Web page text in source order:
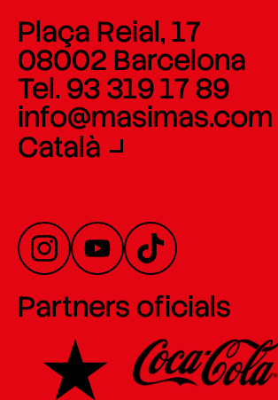
Plaça Reial, 17
08002 Barcelona
Tel. 93 319 17 89
info@masimas.com
Català
Partners oficials